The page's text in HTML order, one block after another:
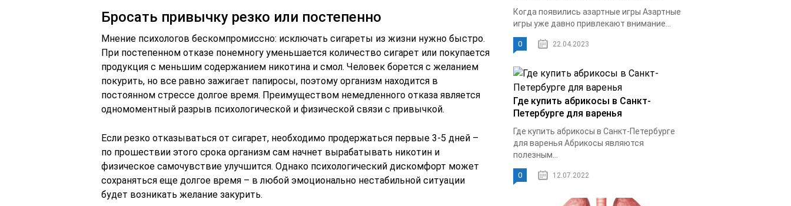
Бросать привычку резко или постепенно
Мнение психологов бескомпромиссно: исключать сигареты из жизни нужно быстро.
При постепенном отказе понемногу уменьшается количество сигарет или покупается
продукция с меньшим содержанием никотина и смол. Человек борется с желанием
покурить, но все равно зажигает папиросы, поэтому организм находится в
постоянном стрессе долгое время. Преимуществом немедленного отказа является
одномоментный разрыв психологической и физической связи с привычкой.
Если резко отказываться от сигарет, необходимо продержаться первые 3-5 дней –
по прошествии этого срока организм сам начнет вырабатывать никотин и
физическое самочувствие улучшится. Однако психологический дискомфорт может
сохраняться еще долгое время – в любой эмоционально нестабильной ситуации
будет возникать желание закурить.
Когда появились азартные игры Азартные
игры уже давно привлекают внимание...
0 22.04.2023
Где купить абрикосы в Санкт-
Петербурге для варенья
Где купить абрикосы в Санкт-Петербурге
для варенья Абрикосы являются
полезным...
0 12.07.2022